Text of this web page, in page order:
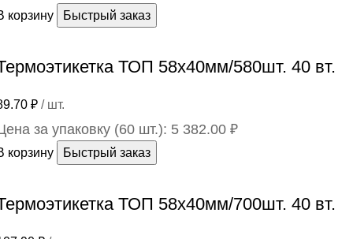
корзину Быстрый заказ
ТОП 58х40мм/580шт. 40 вт.
₽ / шт.
за упаковку (60 шт.): 5 382.00 ₽
корзину Быстрый заказ
ТОП 58х40мм/700шт. 40 вт.